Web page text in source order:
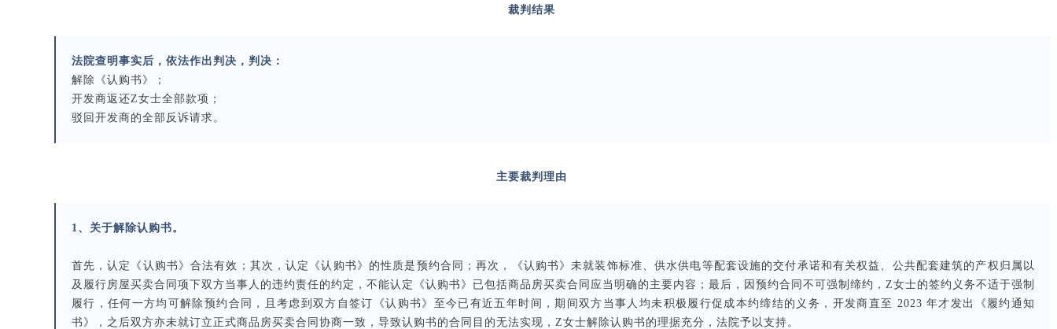
裁判结果
法院查明事实后，依法作出判决，判决：
解除《认购书》；
开发商返还Z女士全部款项；
驳回开发商的全部反诉请求。
主要裁判理由
1、关于解除认购书。
首先，认定《认购书》合法有效；其次，认定《认购书》的性质是预约合同；再次，《认购书》未就装饰标准、供水供电等配套设施的交付承诺和有关权益、公共配套建筑的产权归属以
及履行房屋买卖合同项下双方当事人的违约责任的约定，不能认定《认购书》已包括商品房买卖合同应当明确的主要内容；最后，因预约合同不可强制缔约，Z女士的签约义务不适于强制
履行，任何一方均可解除预约合同，且考虑到双方自签订《认购书》至今已有近五年时间，期间双方当事人均未积极履行促成本约缔结的义务，开发商直至 2023 年才发出《履约通知
书》，之后双方亦未就订立正式商品房买卖合同协商一致，导致认购书的合同目的无法实现，Z女士解除认购书的理据充分，法院予以支持。